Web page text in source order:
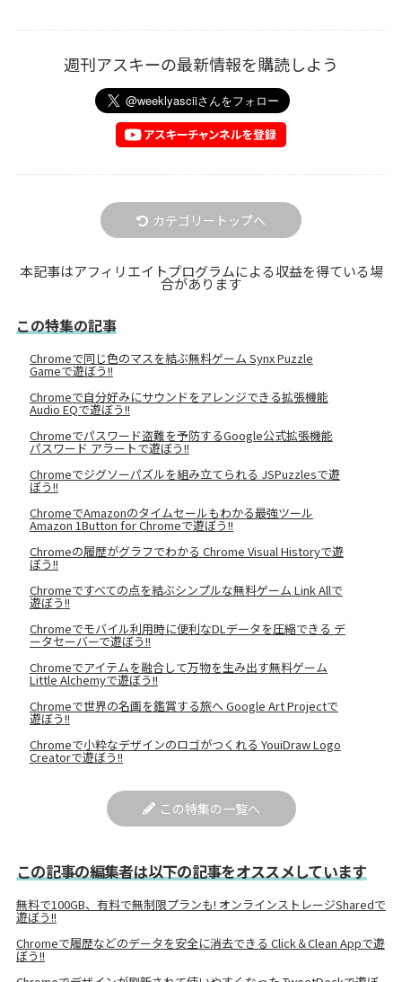
週刊アスキーの最新情報を購読しよう
カテゴリートップへ
本記事はアフィリエイトプログラムによる収益を得ている場
合があります
この特集の記事
Chromeで同じ色のマスを結ぶ無料ゲーム Synx Puzzle
Gameで遊ぼう!!
Chromeで自分好みにサウンドをアレンジできる拡張機能
Audio EQで遊ぼう!!
Chromeでパスワード盗難を予防するGoogle公式拡張機能
パスワード アラートで遊ぼう!!
Chromeでジグソーパズルを組み立てられる JSPuzzlesで遊
ぼう!!
ChromeでAmazonのタイムセールもわかる最強ツール
Amazon 1Button for Chromeで遊ぼう!!
Chromeの履歴がグラフでわかる Chrome Visual Historyで遊
ぼう!!
Chromeですべての点を結ぶシンプルな無料ゲーム Link Allで
遊ぼう!!
Chromeでモバイル利用時に便利なDLデータを圧縮できる デ
ータセーバーで遊ぼう!!
Chromeでアイテムを融合して万物を生み出す無料ゲーム
Little Alchemyで遊ぼう!!
Chromeで世界の名画を鑑賞する旅へ Google Art Projectで
遊ぼう!!
Chromeで小粋なデザインのロゴがつくれる YouiDraw Logo
Creatorで遊ぼう!!
この特集の一覧へ
この記事の編集者は以下の記事をオススメしています
無料で100GB、有料で無制限プランも! オンラインストレージSharedで
遊ぼう!!
Chromeで履歴などのデータを安全に消去できる Click＆Clean Appで遊
ぼう!!